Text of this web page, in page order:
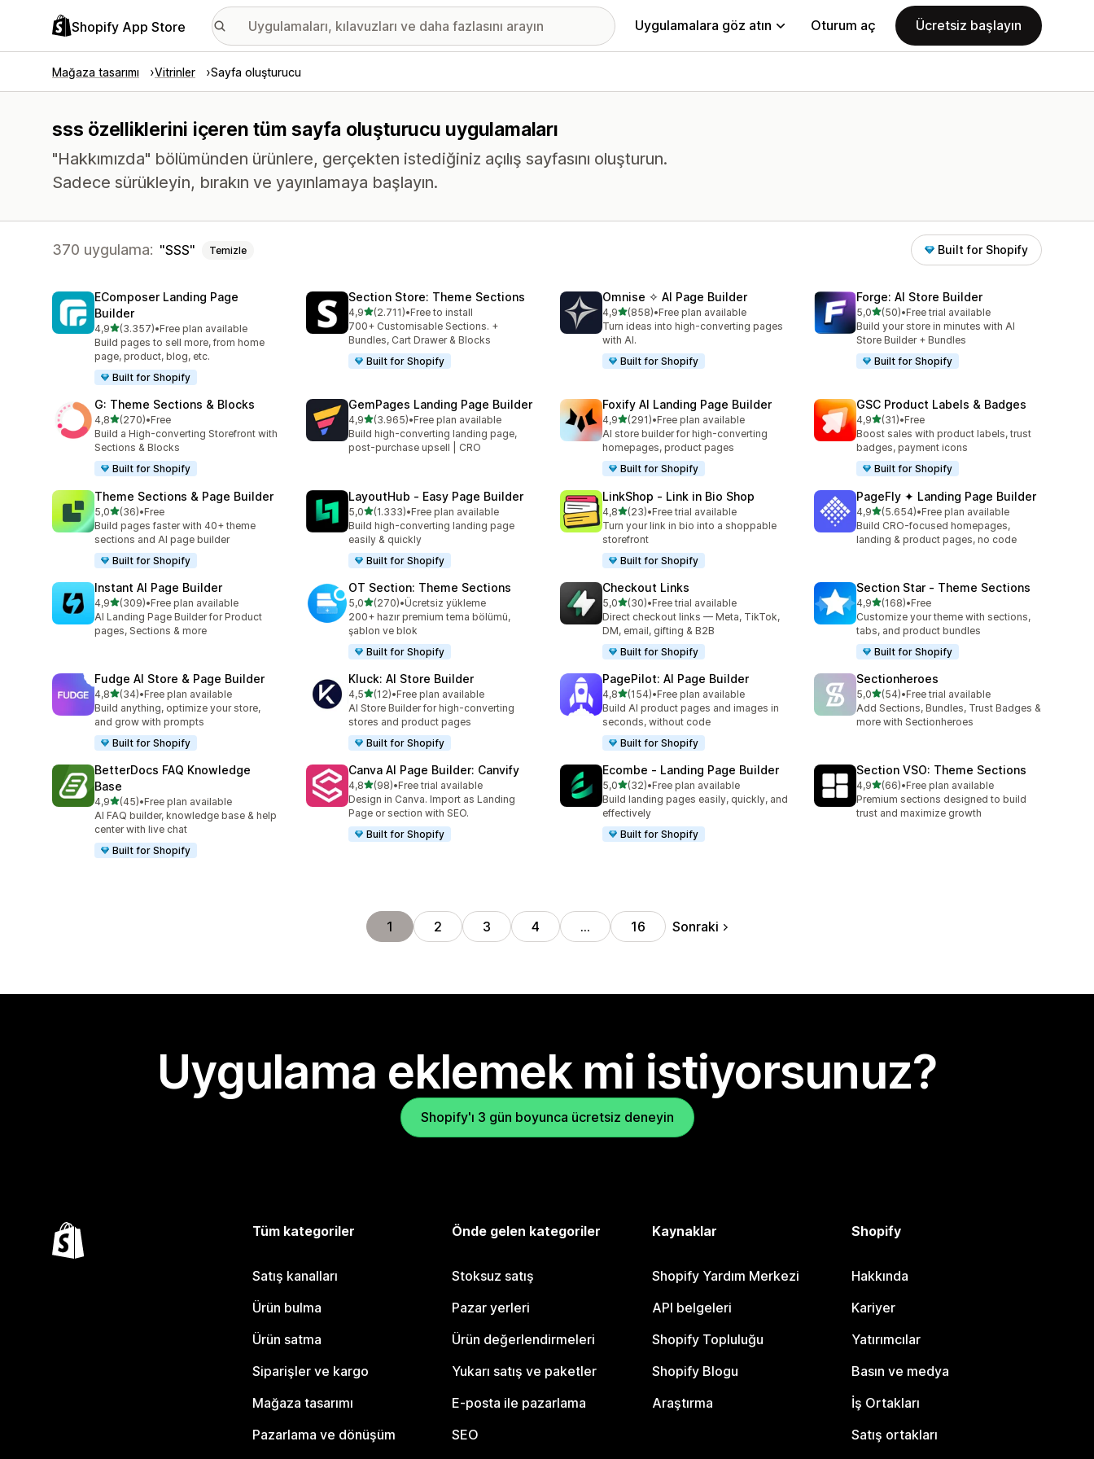
Shopify App Store Uygulamalara göz atın Oturum aç Ücretsiz başlayın
Mağaza tasarımı Vitrinler Sayfa oluşturucu
sss özelliklerini içeren tüm sayfa oluşturucu uygulamaları
"Hakkımızda" bölümünden ürünlere, gerçekten istediğiniz açılış sayfasını oluşturun.
Sadece sürükleyin, bırakın ve yayınlamaya başlayın.
370 uygulama: SSS Temizle Built for Shopify
EComposer Landing Page
Builder
4,95 yıldız üzerinden
(3.357)
toplam 3357 değerlendirme
•Free plan available
Build pages to sell more, from home
page, product, blog, etc.
Built for Shopify
Section Store: Theme Sections
4,95 yıldız üzerinden
(2.711)
toplam 2711 değerlendirme
•Free to install
700+ Customisable Sections. +
Bundles, Cart Drawer & Blocks
Built for Shopify
Omnise ✧ AI Page Builder
4,95 yıldız üzerinden
(858)
toplam 858 değerlendirme
•Free plan available
Turn ideas into high-converting pages
with AI.
Built for Shopify
Forge: AI Store Builder
5,05 yıldız üzerinden
(50)
toplam 50 değerlendirme
•Free trial available
Build your store in minutes with AI
Store Builder + Bundles
Built for Shopify
G: Theme Sections & Blocks
4,85 yıldız üzerinden
(270)
toplam 270 değerlendirme
•Free
Build a High-converting Storefront with
Sections & Blocks
Built for Shopify
GemPages Landing Page Builder
4,95 yıldız üzerinden
(3.965)
toplam 3965 değerlendirme
•Free plan available
Build high-converting landing page,
post-purchase upsell | CRO
Foxify AI Landing Page Builder
4,95 yıldız üzerinden
(291)
toplam 291 değerlendirme
•Free plan available
AI store builder for high-converting
homepages, product pages
Built for Shopify
GSC Product Labels & Badges
4,95 yıldız üzerinden
(31)
toplam 31 değerlendirme
•Free
Boost sales with product labels, trust
badges, payment icons
Built for Shopify
Theme Sections & Page Builder
5,05 yıldız üzerinden
(36)
toplam 36 değerlendirme
•Free
Build pages faster with 40+ theme
sections and AI page builder
Built for Shopify
LayoutHub ‑ Easy Page Builder
5,05 yıldız üzerinden
(1.333)
toplam 1333 değerlendirme
•Free plan available
Build high-converting landing page
easily & quickly
Built for Shopify
LinkShop ‑ Link in Bio Shop
4,85 yıldız üzerinden
(23)
toplam 23 değerlendirme
•Free trial available
Turn your link in bio into a shoppable
storefront
Built for Shopify
PageFly ✦ Landing Page Builder
4,95 yıldız üzerinden
(5.654)
toplam 5654 değerlendirme
•Free plan available
Build CRO-focused homepages,
landing & product pages, no code
Instant AI Page Builder
4,95 yıldız üzerinden
(309)
toplam 309 değerlendirme
•Free plan available
AI Landing Page Builder for Product
pages, Sections & more
OT Section: Theme Sections
5,05 yıldız üzerinden
(270)
toplam 270 değerlendirme
•Ücretsiz yükleme
200+ hazır premium tema bölümü,
şablon ve blok
Built for Shopify
Checkout Links
5,05 yıldız üzerinden
(30)
toplam 30 değerlendirme
•Free trial available
Direct checkout links — Meta, TikTok,
DM, email, gifting & B2B
Built for Shopify
Section Star ‑ Theme Sections
4,95 yıldız üzerinden
(168)
toplam 168 değerlendirme
•Free
Customize your theme with sections,
tabs, and product bundles
Built for Shopify
Fudge AI Store & Page Builder
4,85 yıldız üzerinden
(34)
toplam 34 değerlendirme
•Free plan available
Build anything, optimize your store,
and grow with prompts
Built for Shopify
Kluck: AI Store Builder
4,55 yıldız üzerinden
(12)
toplam 12 değerlendirme
•Free plan available
AI Store Builder for high-converting
stores and product pages
Built for Shopify
PagePilot: AI Page Builder
4,85 yıldız üzerinden
(154)
toplam 154 değerlendirme
•Free plan available
Build AI product pages and images in
seconds, without code
Built for Shopify
Sectionheroes
5,05 yıldız üzerinden
(54)
toplam 54 değerlendirme
•Free trial available
Add Sections, Bundles, Trust Badges &
more with Sectionheroes
BetterDocs FAQ Knowledge
Base
4,95 yıldız üzerinden
(45)
toplam 45 değerlendirme
•Free plan available
AI FAQ builder, knowledge base & help
center with live chat
Built for Shopify
Canva AI Page Builder: Canvify
4,85 yıldız üzerinden
(98)
toplam 98 değerlendirme
•Free trial available
Design in Canva. Import as Landing
Page or section with SEO.
Built for Shopify
Ecombe ‑ Landing Page Builder
5,05 yıldız üzerinden
(32)
toplam 32 değerlendirme
•Free plan available
Build landing pages easily, quickly, and
effectively
Built for Shopify
Section VSO: Theme Sections
4,95 yıldız üzerinden
(66)
toplam 66 değerlendirme
•Free plan available
Premium sections designed to build
trust and maximize growth
1 2 3 4 … 16 Sonraki
Uygulama eklemek mi istiyorsunuz?
Shopify'ı 3 gün boyunca ücretsiz deneyin
Tüm kategoriler
Satış kanalları
Ürün bulma
Ürün satma
Siparişler ve kargo
Mağaza tasarımı
Pazarlama ve dönüşüm
Önde gelen kategoriler
Stoksuz satış
Pazar yerleri
Ürün değerlendirmeleri
Yukarı satış ve paketler
E-posta ile pazarlama
SEO
Kaynaklar
Shopify Yardım Merkezi
API belgeleri
Shopify Topluluğu
Shopify Blogu
Araştırma
Shopify
Hakkında
Kariyer
Yatırımcılar
Basın ve medya
İş Ortakları
Satış ortakları